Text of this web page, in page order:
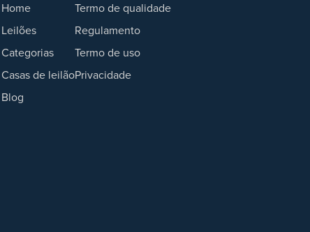
Home
Leilões
Categorias
Casas de leilão
Blog
Termo de qualidade
Regulamento
Termo de uso
Privacidade